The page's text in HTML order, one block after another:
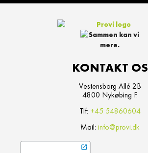
KONTAKT OS
Vestensborg Allé 2B
4800 Nykøbing F.
Tlf: +45 54860604
Mail: info@provi.dk